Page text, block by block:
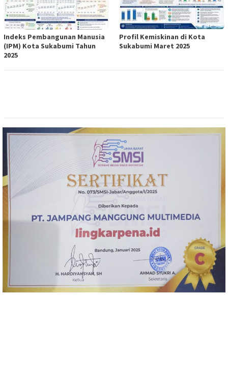
Indeks Pembangunan Manusia
(IPM) Kota Sukabumi Tahun
2025
Profil Kemiskinan di Kota
Sukabumi Maret 2025